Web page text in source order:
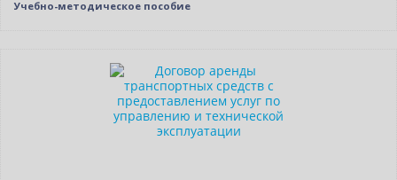
Учебно-методическое пособие